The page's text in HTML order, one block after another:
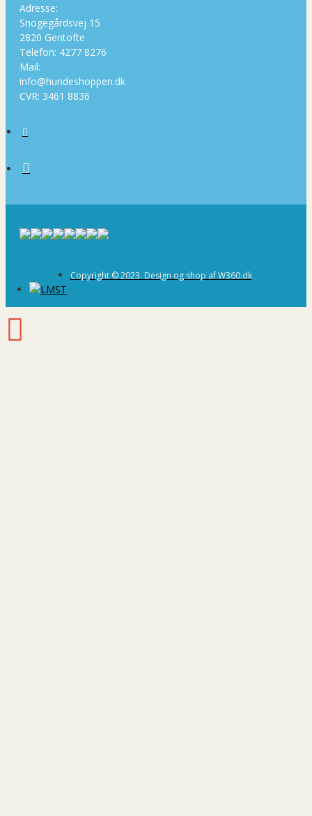
Adresse:
Snogegårdsvej 15
2820 Gentofte
Telefon: 4277 8276
Mail:
info@hundeshoppen.dk
CVR: 3461 8836
Copyright © 2023. Design og shop af W360.dk